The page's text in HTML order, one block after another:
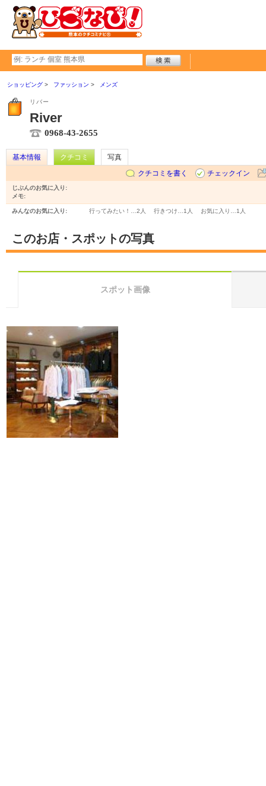
ショッピング ファッション メンズ
リバー
River
0968-43-2655
基本情報 クチコミ
写真
クチコミを書く
チェックイン
じぶんのお気に入り:
メモ:
みんなのお気に入り: 行ってみたい！… 2人 行きつけ… 1人 お気に入り… 1人
このお店・スポットの写真
スポット画像